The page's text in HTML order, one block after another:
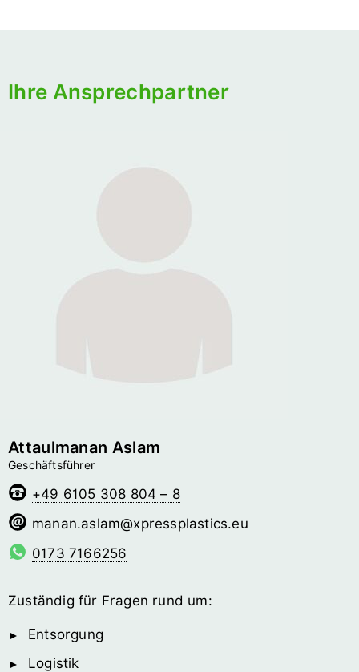
Ihre Ansprechpartner
Attaulmanan Aslam
Geschäftsführer
+49 6105 308 804 – 8
malsa.nanam@­xpressplastics.eu
0173 7166256
Zuständig für Fragen rund um:
Entsorgung
Logistik